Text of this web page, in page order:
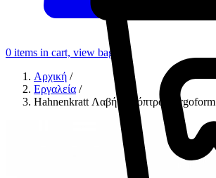
0 items in cart, view bag
Αρχική /
Εργαλεία /
Hahnenkratt Λαβή Κατόπτρου Ergoform